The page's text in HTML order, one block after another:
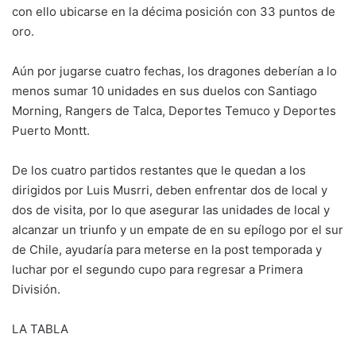
con ello ubicarse en la décima posición con 33 puntos de
oro.
Aún por jugarse cuatro fechas, los dragones deberían a lo
menos sumar 10 unidades en sus duelos con Santiago
Morning, Rangers de Talca, Deportes Temuco y Deportes
Puerto Montt.
De los cuatro partidos restantes que le quedan a los
dirigidos por Luis Musrri, deben enfrentar dos de local y
dos de visita, por lo que asegurar las unidades de local y
alcanzar un triunfo y un empate de en su epílogo por el sur
de Chile, ayudaría para meterse en la post temporada y
luchar por el segundo cupo para regresar a Primera
División.
LA TABLA